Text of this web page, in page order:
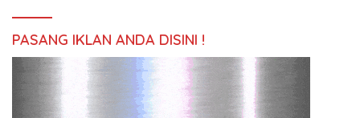
PASANG IKLAN ANDA DISINI !